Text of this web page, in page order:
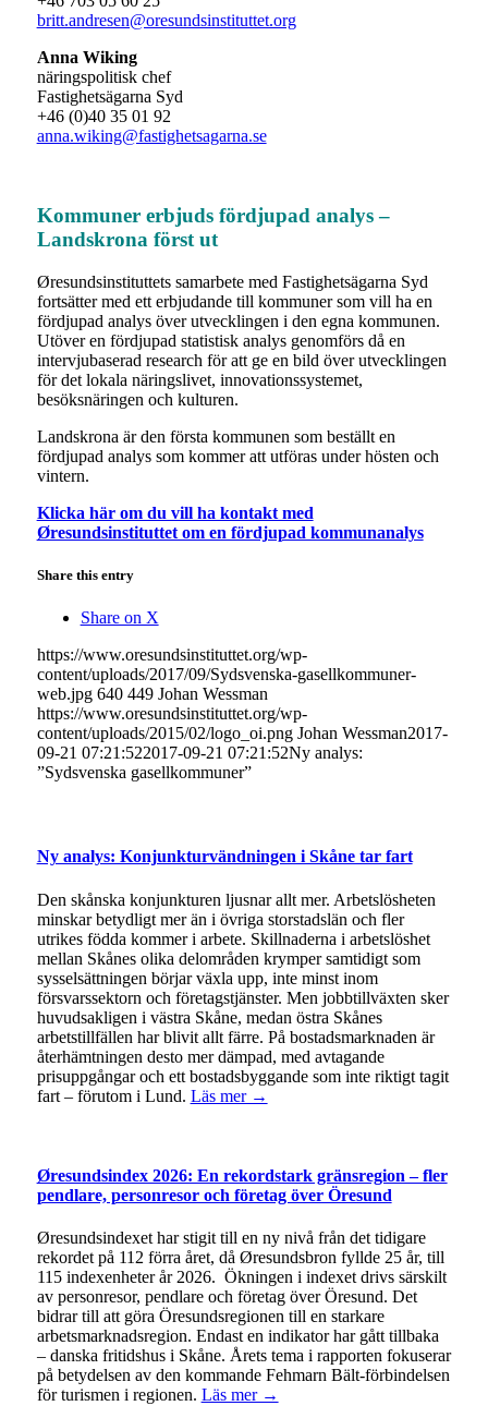
britt.andresen@oresundsinstituttet.org
Anna Wiking
näringspolitisk chef
Fastighetsägarna Syd
+46 (0)40 35 01 92
anna.wiking@fastighetsagarna.se
Kommuner erbjuds fördjupad analys –
Landskrona först ut
Øresundsinstituttets samarbete med Fastighetsägarna Syd
fortsätter med ett erbjudande till kommuner som vill ha en
fördjupad analys över utvecklingen i den egna kommunen.
Utöver en fördjupad statistisk analys genomförs då en
intervjubaserad research för att ge en bild över utvecklingen
för det lokala näringslivet, innovationssystemet,
besöksnäringen och kulturen.
Landskrona är den första kommunen som beställt en
fördjupad analys som kommer att utföras under hösten och
vintern.
Klicka här om du vill ha kontakt med
Øresundsinstituttet om en fördjupad kommunanalys
Share this entry
Share on X
https://www.oresundsinstituttet.org/wp-
content/uploads/2017/09/Sydsvenska-gasellkommuner-
web.jpg 640 449 Johan Wessman
https://www.oresundsinstituttet.org/wp-
content/uploads/2015/02/logo_oi.png Johan Wessman2017-
09-21 07:21:522017-09-21 07:21:52Ny analys:
”Sydsvenska gasellkommuner”
Ny analys: Konjunkturvändningen i Skåne tar fart
Den skånska konjunkturen ljusnar allt mer. Arbetslösheten
minskar betydligt mer än i övriga storstadslän och fler
utrikes födda kommer i arbete. Skillnaderna i arbetslöshet
mellan Skånes olika delområden krymper samtidigt som
sysselsättningen börjar växla upp, inte minst inom
försvarssektorn och företagstjänster. Men jobbtillväxten sker
huvudsakligen i västra Skåne, medan östra Skånes
arbetstillfällen har blivit allt färre. På bostadsmarknaden är
återhämtningen desto mer dämpad, med avtagande
prisuppgångar och ett bostadsbyggande som inte riktigt tagit
fart – förutom i Lund. Läs mer →
Øresundsindex 2026: En rekordstark gränsregion – fler
pendlare, personresor och företag över Öresund
Øresundsindexet har stigit till en ny nivå från det tidigare
rekordet på 112 förra året, då Øresundsbron fyllde 25 år, till
115 indexenheter år 2026. Ökningen i indexet drivs särskilt
av personresor, pendlare och företag över Öresund. Det
bidrar till att göra Öresundsregionen till en starkare
arbetsmarknadsregion. Endast en indikator har gått tillbaka
– danska fritidshus i Skåne. Årets tema i rapporten fokuserar
på betydelsen av den kommande Fehmarn Bält-förbindelsen
för turismen i regionen. Läs mer →